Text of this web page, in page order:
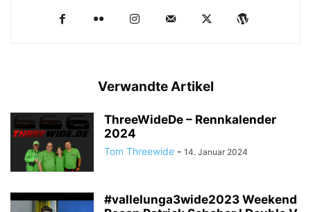
Verwandte Artikel
ThreeWideDe – Rennkalender
2024
Tom Threewide - 14. Januar 2024
#vallelunga3wide2023 Weekend